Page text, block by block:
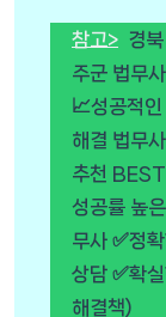
참고> 경
주군 법무
📈성공적
해결 법무
추천
성공률 높
무사 ✅정
상담 ✅확
해결책)